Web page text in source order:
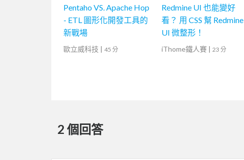
Pentaho VS. Apache Hop
- ETL 圖形化開發工具的
新戰場
歐立威科技 | 45 分
Redmine UI 也能變好
看？ 用 CSS 幫 Redmine
UI 微整形！
iThome鐵人賽 | 23 分
2 個回答